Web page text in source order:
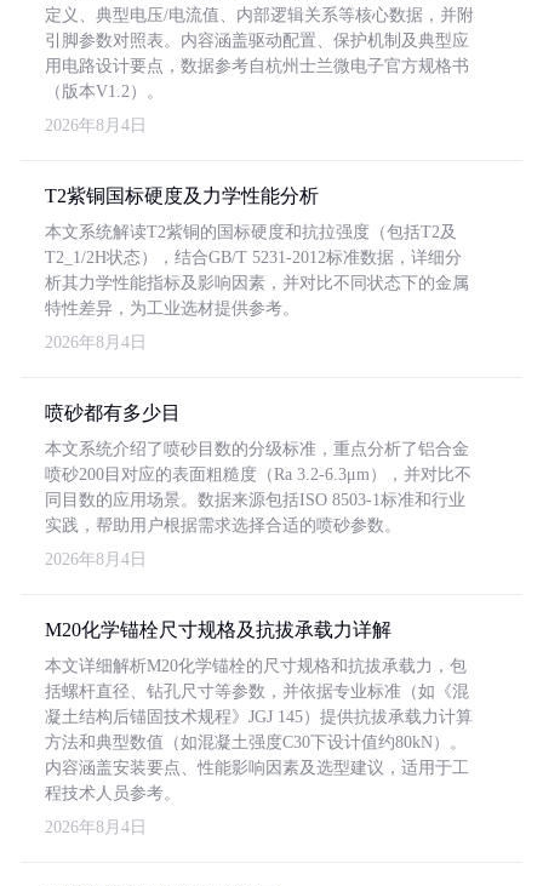
定义、典型电压/电流值、内部逻辑关系等核心数据，并附
引脚参数对照表。内容涵盖驱动配置、保护机制及典型应
用电路设计要点，数据参考自杭州士兰微电子官方规格书
（版本V1.2）。
2026年8月4日
T2紫铜国标硬度及力学性能分析
本文系统解读T2紫铜的国标硬度和抗拉强度（包括T2及
T2_1/2H状态），结合GB/T 5231-2012标准数据，详细分
析其力学性能指标及影响因素，并对比不同状态下的金属
特性差异，为工业选材提供参考。
2026年8月4日
喷砂都有多少目
本文系统介绍了喷砂目数的分级标准，重点分析了铝合金
喷砂200目对应的表面粗糙度（Ra 3.2-6.3μm），并对比不
同目数的应用场景。数据来源包括ISO 8503-1标准和行业
实践，帮助用户根据需求选择合适的喷砂参数。
2026年8月4日
M20化学锚栓尺寸规格及抗拔承载力详解
本文详细解析M20化学锚栓的尺寸规格和抗拔承载力，包
括螺杆直径、钻孔尺寸等参数，并依据专业标准（如《混
凝土结构后锚固技术规程》JGJ 145）提供抗拔承载力计算
方法和典型数值（如混凝土强度C30下设计值约80kN）。
内容涵盖安装要点、性能影响因素及选型建议，适用于工
程技术人员参考。
2026年8月4日